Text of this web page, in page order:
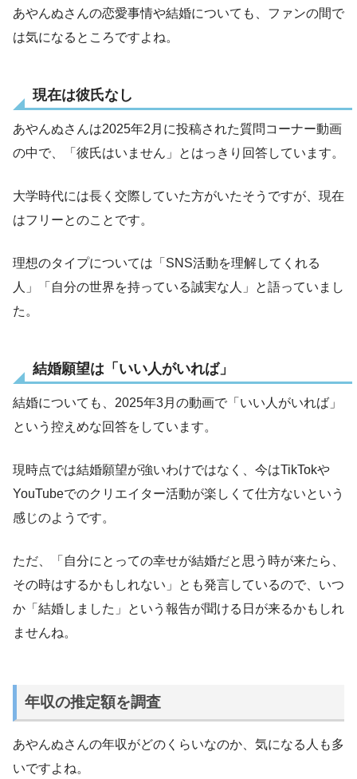
あやんぬさんの恋愛事情や結婚についても、ファンの間で
は気になるところですよね。
現在は彼氏なし
あやんぬさんは2025年2月に投稿された質問コーナー動画
の中で、「彼氏はいません」とはっきり回答しています。
大学時代には長く交際していた方がいたそうですが、現在
はフリーとのことです。
理想のタイプについては「SNS活動を理解してくれる
人」「自分の世界を持っている誠実な人」と語っていまし
た。
結婚願望は「いい人がいれば」
結婚についても、2025年3月の動画で「いい人がいれば」
という控えめな回答をしています。
現時点では結婚願望が強いわけではなく、今はTikTokや
YouTubeでのクリエイター活動が楽しくて仕方ないという
感じのようです。
ただ、「自分にとっての幸せが結婚だと思う時が来たら、
その時はするかもしれない」とも発言しているので、いつ
か「結婚しました」という報告が聞ける日が来るかもしれ
ませんね。
年収の推定額を調査
あやんぬさんの年収がどのくらいなのか、気になる人も多
いですよね。